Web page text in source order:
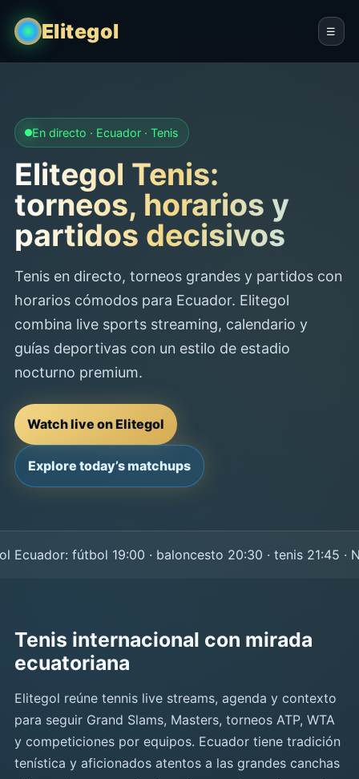
Elitegol ☰
En directo · Ecuador · Tenis
Elitegol Tenis:
torneos, horarios y
partidos decisivos
Tenis en directo, torneos grandes y partidos con
horarios cómodos para Ecuador. Elitegol
combina live sports streaming, calendario y
guías deportivas con un estilo de estadio
nocturno premium.
Watch live on Elitegol
Explore today’s matchups
fútbol 19:00 · baloncesto 20:30 · tenis 21:45 ·
Tenis internacional con mirada
ecuatoriana
Elitegol reúne tennis live streams, agenda y contexto
para seguir Grand Slams, Masters, torneos ATP, WTA
y competiciones por equipos. Ecuador tiene tradición
tenística y aficionados atentos a las grandes canchas